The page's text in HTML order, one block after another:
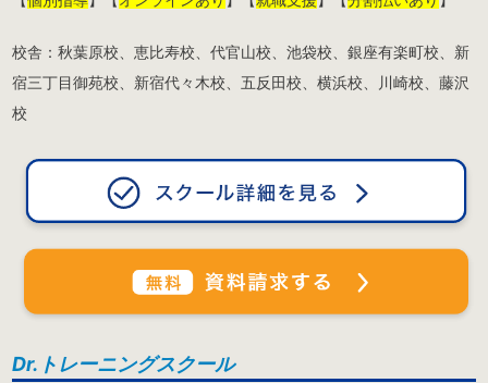
校舎：秋葉原校、恵比寿校、代官山校、池袋校、銀座有楽町校、新
宿三丁目御苑校、新宿代々木校、五反田校、横浜校、川崎校、藤沢
校
Dr.トレーニングスクール